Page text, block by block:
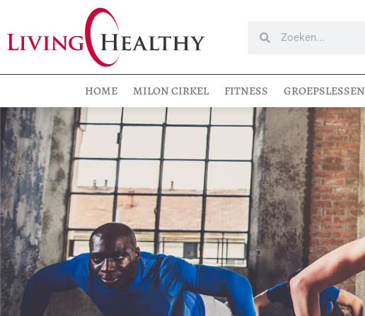
HOME MILON CIRKEL FITNESS GROEPSLESSEN